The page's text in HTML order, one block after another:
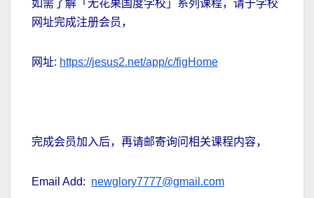
如需了解「无花果国度学校」系列课程，请于学校
网址完成注册会员，
网址: https://jesus2.net/app/c/figHome
完成会员加入后，再请邮寄询问相关课程内容，
Email Add: newglory7777@gmail.com